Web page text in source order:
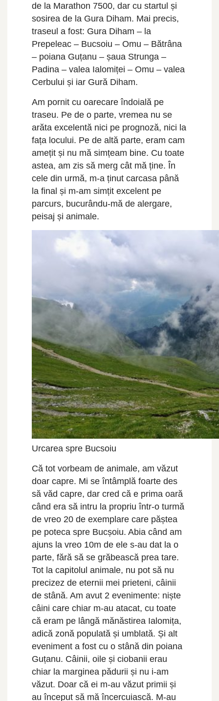
de la Marathon 7500, dar cu startul și
sosirea de la Gura Diham. Mai precis,
traseul a fost: Gura Diham – la
Prepeleac – Bucsoiu – Omu – Bătrâna
– poiana Guțanu – șaua Strunga –
Padina – valea Ialomiței – Omu – valea
Cerbului și iar Gură Diham.
Am pornit cu oarecare îndoială pe
traseu. Pe de o parte, vremea nu se
arăta excelentă nici pe prognoză, nici la
fața locului. Pe de altă parte, eram cam
amețit și nu mă simțeam bine. Cu toate
astea, am zis să merg cât mă ține. În
cele din urmă, m-a ținut carcasa până
la final și m-am simțit excelent pe
parcurs, bucurându-mă de alergare,
peisaj și animale.
Urcarea spre Bucsoiu
Că tot vorbeam de animale, am văzut
doar capre. Mi se întâmplă foarte des
să văd capre, dar cred că e prima oară
când era să intru la propriu într-o turmă
de vreo 20 de exemplare care păștea
pe poteca spre Bucșoiu. Abia când am
ajuns la vreo 10m de ele s-au dat la o
parte, fără să se grăbească prea tare.
Tot la capitolul animale, nu pot să nu
precizez de eternii mei prieteni, câinii
de stână. Am avut 2 evenimente: niște
câini care chiar m-au atacat, cu toate
că eram pe lângă mănăstirea Ialomița,
adică zonă populată și umblată. Și alt
eveniment a fost cu o stână din poiana
Guțanu. Câinii, oile și ciobanii erau
chiar la marginea pădurii și nu i-am
văzut. Doar că ei m-au văzut primii și
au început să mă încercuiască. M-au